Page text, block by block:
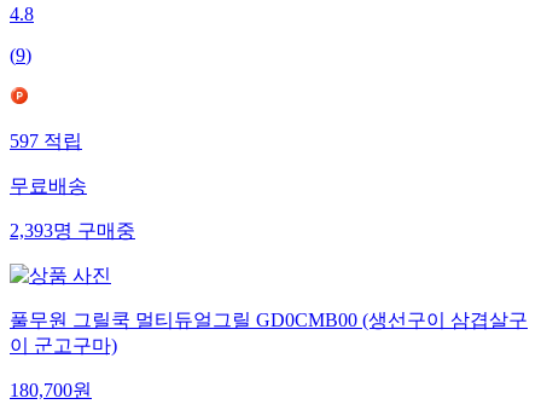
4.8
(9)
597적립
무료배송
2,393명구매중
풀무원 그릴쿡 멀티듀얼그릴 GD0CMB00 (생선구이 삼겹살구
이 군고구마)
180,700원